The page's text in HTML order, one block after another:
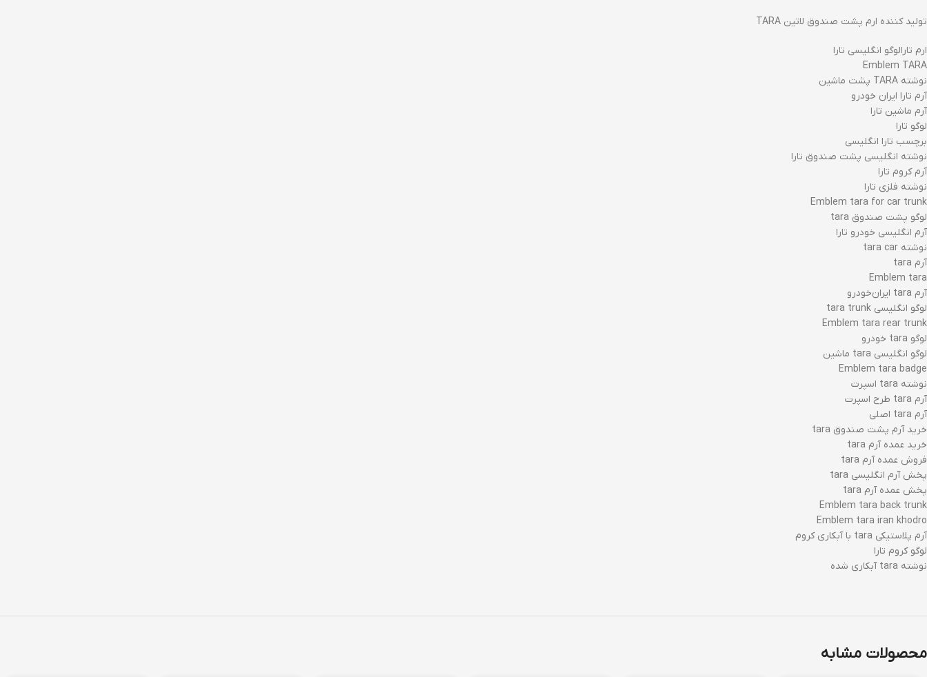
تولید کننده ارم پشت صندوق لاتین TARA
ارم تارالوگو انگلیسی تارا
Emblem TARA
نوشته TARA پشت ماشین
آرم تارا ایران خودرو
آرم ماشین تارا
لوگو تارا
برچسب تارا انگلیسی
نوشته انگلیسی پشت صندوق تارا
آرم کروم تارا
نوشته فلزی تارا
Emblem tara for car trunk
لوگو پشت صندوق tara
آرم انگلیسی خودرو تارا
نوشته tara car
آرم tara
Emblem tara
آرم tara ایران‌خودرو
لوگو انگلیسی tara trunk
Emblem tara rear trunk
لوگو tara خودرو
لوگو انگلیسی tara ماشین
Emblem tara badge
نوشته tara اسپرت
آرم tara طرح اسپرت
آرم tara اصلی
خرید آرم پشت صندوق tara
خرید عمده آرم tara
فروش عمده آرم tara
پخش آرم انگلیسی tara
پخش عمده آرم tara
Emblem tara back trunk
Emblem tara iran khodro
آرم پلاستیکی tara با آبکاری کروم
لوگو کروم تارا
نوشته tara آبکاری شده
محصولات مشابه